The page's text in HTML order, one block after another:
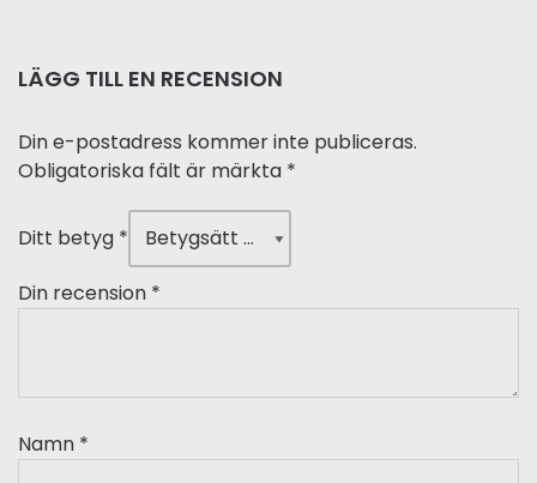
LÄGG TILL EN RECENSION
Din e-postadress kommer inte publiceras.
Obligatoriska fält är märkta *
Ditt betyg *
Din recension *
Namn *